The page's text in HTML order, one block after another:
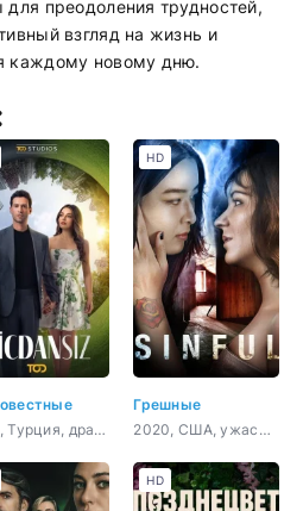
для преодоления трудностей,
взгляд на жизнь и
каждому новому дню.
2025, Турция, драма
Грешные
2020, США, ужасы, триллер
HD
HD